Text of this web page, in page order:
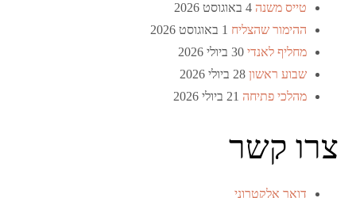
טייס משנה 4 באוגוסט 2026
ההימור שהצליח 1 באוגוסט 2026
מחליף לאנדי 30 ביולי 2026
שבוע ראשון 28 ביולי 2026
מהלכי פתיחה 21 ביולי 2026
צרו קשר
דואר אלקטרוני